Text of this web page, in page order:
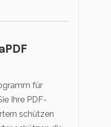
für
Ihre PDF-
schützen